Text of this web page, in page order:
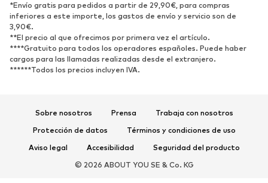
Zapatos bajos
Zapatos deportivos
Zapatos abiertos
DEPORTE
Ropa deportiva
Disciplinas deportivas
Complementos deportivos
COMPLEMENTOS
*Envío gratis para pedidos a partir de 29,90€, para compras
inferiores a este importe, los gastos de envío y servicio son de
3,90€.
**El precio al que ofrecimos por primera vez el artículo.
****Gratuito para todos los operadores españoles. Puede haber
cargos para las llamadas realizadas desde el extranjero.
******Todos los precios incluyen IVA.
Sobre nosotros Prensa
Trabaja con nosotros
Protección de datos
Términos y condiciones de uso
Aviso legal
Accesibilidad
Seguridad del producto
© 2026 ABOUT YOU SE & Co. KG